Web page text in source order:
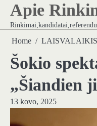
Skip
content
Apie
Home
Šokio
„Šiandien
13 kovo, 2025